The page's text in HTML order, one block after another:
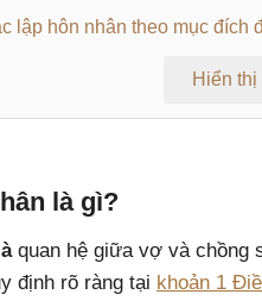
lập hôn nhân theo mục đích
Hiển thị
là gì?
quan hệ giữa vợ và chồng
định rõ ràng tại khoản 1